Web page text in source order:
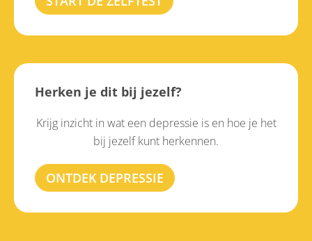
Herken je dit bij jezelf?
Krijg inzicht in wat een depressie is en hoe je het
bij jezelf kunt herkennen.
ONTDEK DEPRESSIE